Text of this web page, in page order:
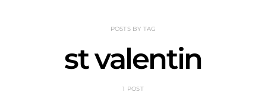
POSTS BY TAG
st valentin
1 POST